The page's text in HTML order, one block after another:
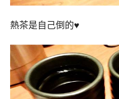
熱茶是自己倒的♥